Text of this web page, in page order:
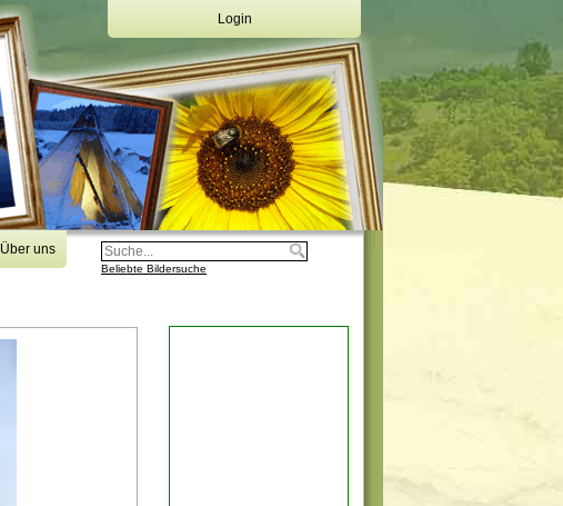
Login
Deine Emailadresse:
Dein Passwort:
Login
Registrierung
Über uns
Beliebte Bildersuche